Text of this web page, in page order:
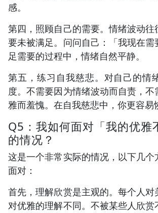
感。
第四，照顾自己的需要。情绪波动
要未被满足。问问自己：「我现在
足需要的过程中，情绪自然平静。
第五，练习自我慈悲。对自己的情
度。不需要因为情绪波动而自责，
雅而羞愧。在自我慈悲中，你更容易
Q5：我如何面对「我的优雅
的情况？
这是一个非常实际的情况，以下几
面对：
首先，理解欣赏是主观的。每个人对
对优雅的理解不同。不被某些人欣赏